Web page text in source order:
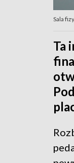
Sala
Ta